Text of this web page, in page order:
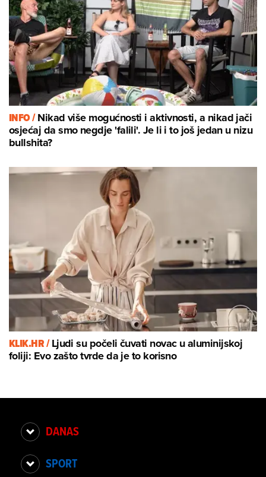
INFO /Nikad više mogućnosti i aktivnosti, a nikad jači
osjećaj da smo negdje 'falili'. Je li i to još jedan u nizu
bullshita?
KLIK.HR /Ljudi su počeli čuvati novac u aluminijskoj
foliji: Evo zašto tvrde da je to korisno
DANAS
SPORT